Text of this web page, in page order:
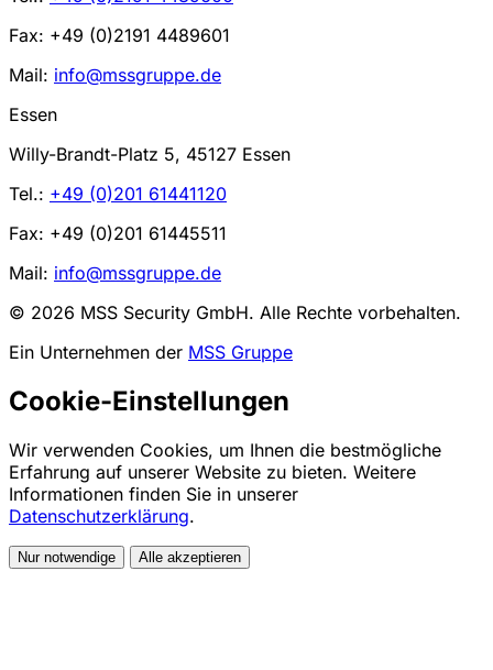
Fax: +49 (0)2191 4489601
Mail: info@mssgruppe.de
Essen
Willy-Brandt-Platz 5, 45127 Essen
Tel.: +49 (0)201 61441120
Fax: +49 (0)201 61445511
Mail: info@mssgruppe.de
© 2026 MSS Security GmbH. Alle Rechte vorbehalten.
Ein Unternehmen der MSS Gruppe
Cookie-Einstellungen
Wir verwenden Cookies, um Ihnen die bestmögliche
Erfahrung auf unserer Website zu bieten. Weitere
Informationen finden Sie in unserer
Datenschutzerklärung.
Nur notwendige Alle akzeptieren